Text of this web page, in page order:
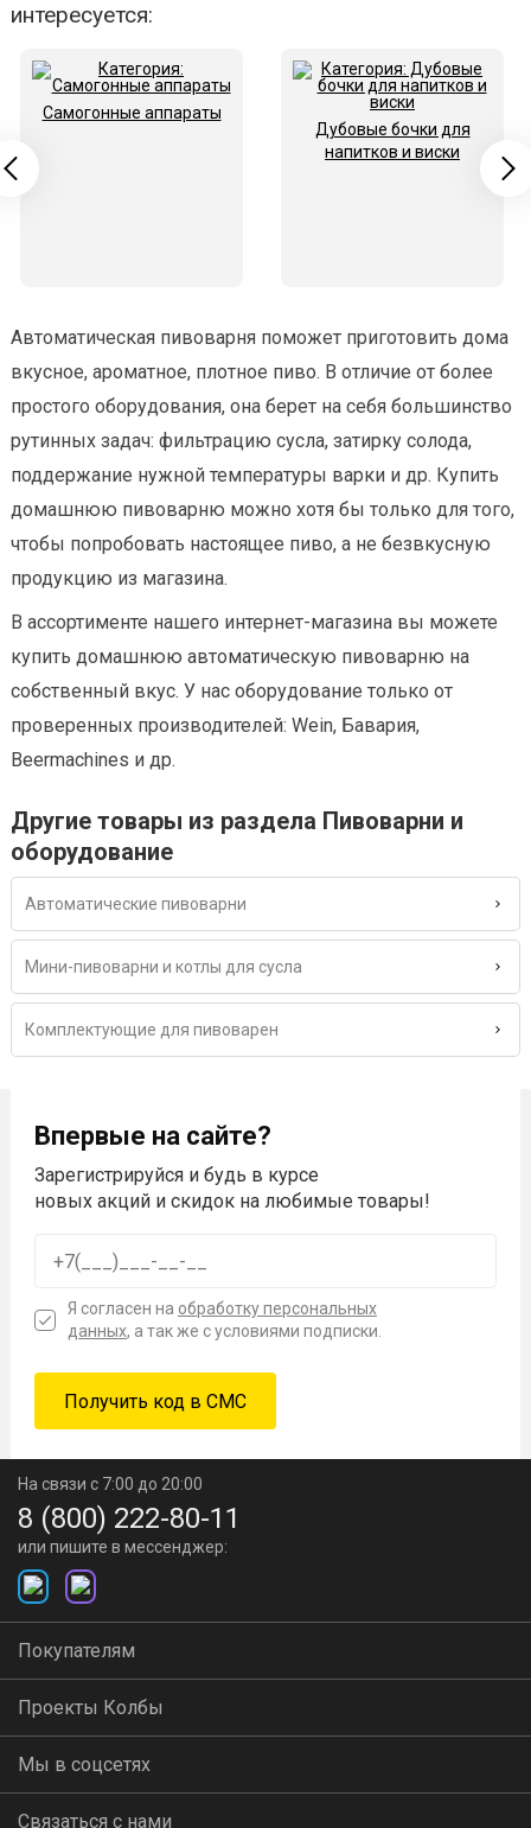
интересуется:
Самогонные аппараты
Дубовые бочки для
напитков и виски
Автоматическая пивоварня поможет приготовить дома
вкусное, ароматное, плотное пиво. В отличие от более
простого оборудования, она берет на себя большинство
рутинных задач: фильтрацию сусла, затирку солода,
поддержание нужной температуры варки и др. Купить
домашнюю пивоварню можно хотя бы только для того,
чтобы попробовать настоящее пиво, а не безвкусную
продукцию из магазина.
В ассортименте нашего интернет-магазина вы можете
купить домашнюю автоматическую пивоварню на
собственный вкус. У нас оборудование только от
проверенных производителей: Wein, Бавария,
Beermachines и др.
Другие товары из раздела Пивоварни и
оборудование
Автоматические пивоварни
Мини-пивоварни и котлы для сусла
Комплектующие для пивоварен
Впервые на сайте?
Зарегистрируйся и будь в курсе
новых акций и скидок на любимые товары!
Я согласен на обработку персональных
данных, а так же с условиями подписки.
На связи с 7:00 до 20:00
8 (800) 222-80-11
или пишите в мессенджер:
Покупателям
Проекты Колбы
Мы в соцсетях
Связаться с нами